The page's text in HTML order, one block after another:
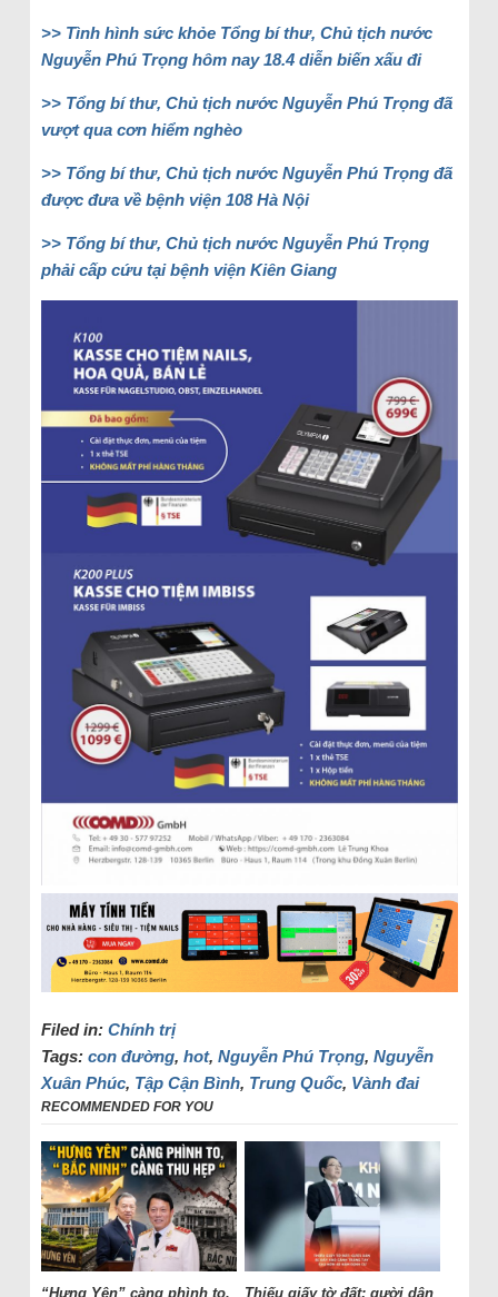
>> Tình hình sức khỏe Tổng bí thư, Chủ tịch nước
Nguyễn Phú Trọng hôm nay 18.4 diễn biến xấu đi
>> Tổng bí thư, Chủ tịch nước Nguyễn Phú Trọng đã
vượt qua cơn hiểm nghèo
>> Tổng bí thư, Chủ tịch nước Nguyễn Phú Trọng đã
được đưa về bệnh viện 108 Hà Nội
>> Tổng bí thư, Chủ tịch nước Nguyễn Phú Trọng
phải cấp cứu tại bệnh viện Kiên Giang
Filed in: Chính trị
Tags: con đường, hot, Nguyễn Phú Trọng, Nguyễn
Xuân Phúc, Tập Cận Bình, Trung Quốc, Vành đai
RECOMMENDED FOR YOU
“Hưng Yên” càng phình to, Thiếu giấy tờ đất: gười dân